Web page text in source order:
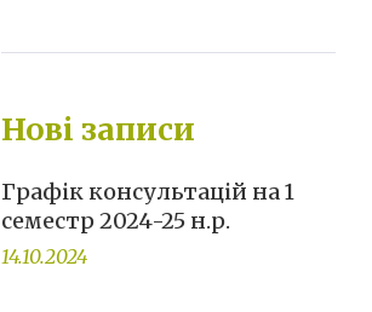
Нові записи
Графік консультацій на 1
семестр 2024-25 н.р.
14.10.2024